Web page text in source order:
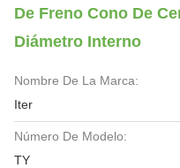
De Freno Cono De
Diámetro Interno
Nombre De La Marca:
Iter
Número De Modelo:
TY